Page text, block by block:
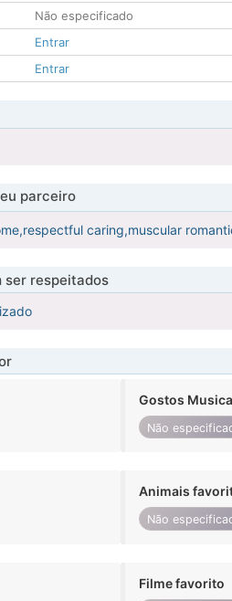
Não especificado
Entrar
Entrar
parceiro
caring,muscular
ser respeitados
Gostos
Não
Animais
Não
Filme favorito